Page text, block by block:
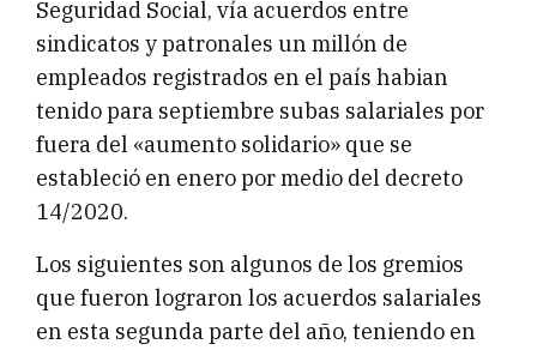
Seguridad Social, vía acuerdos entre
sindicatos y patronales un millón de
empleados registrados en el país habian
tenido para septiembre subas salariales por
fuera del «aumento solidario» que se
estableció en enero por medio del decreto
14/2020.
Los siguientes son algunos de los gremios
que fueron lograron los acuerdos salariales
en esta segunda parte del año, teniendo en